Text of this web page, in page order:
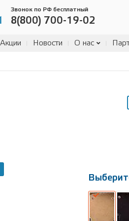
Звонок по РФ бесплатный
8(800) 700-19-02
Акции Новости О нас
Выберите